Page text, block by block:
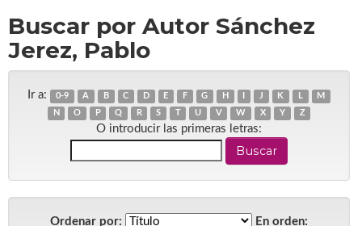
Buscar por Autor Sánchez
Jerez, Pablo
Ir a: 0-9 A B C D E F G H J K L
M
N
O P Q R S U V W X Y Z
O introducir las primeras letras:
Ordenar por:
En orden: